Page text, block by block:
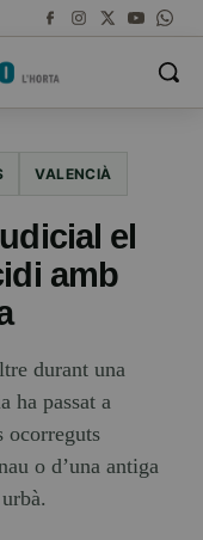
VALENCIÀ
el
amb
durant una
ha passat a
ocorreguts
o d’una antiga